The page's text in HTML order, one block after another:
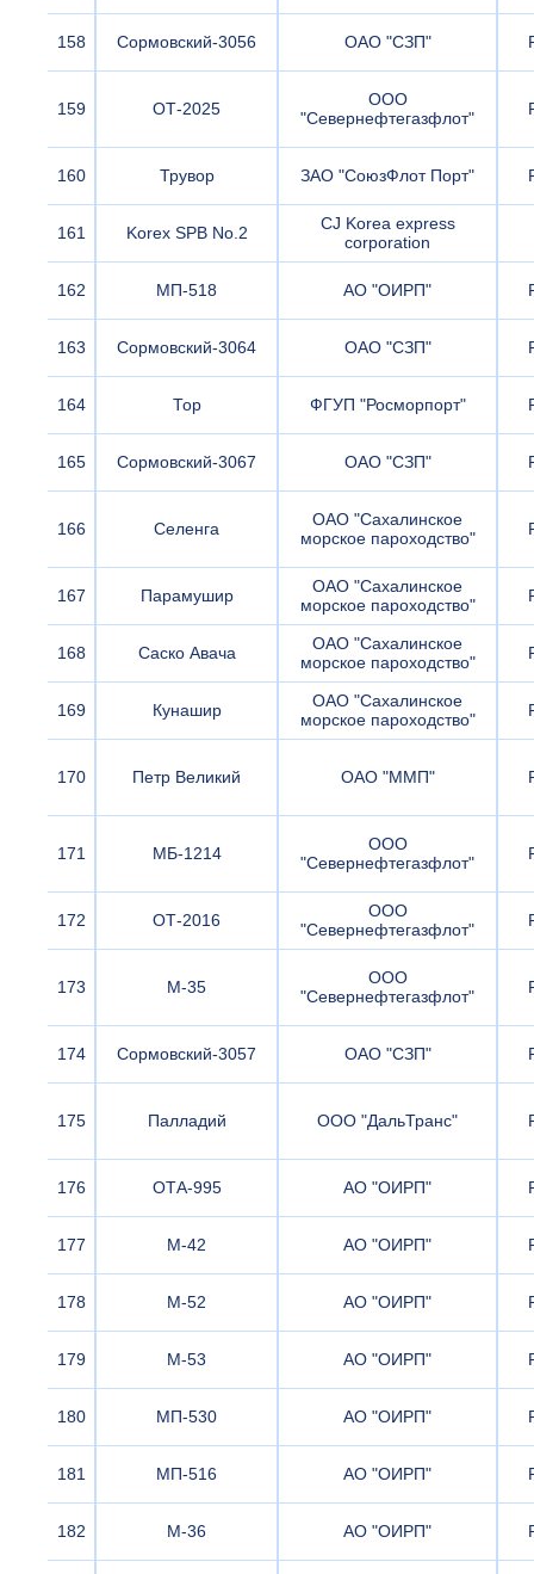
158 Сормовский-3056 ОАО "СЗП"
159 ОТ-2025
ООО
"Севернефтегазфлот"
160 Трувор ЗАО "СоюзФлот Порт"
161 Korex SPB No.2
CJ Korea express
corporation
162 МП-518 АО "ОИРП"
163 Сормовский-3064 ОАО "СЗП"
164 Тор ФГУП "Росморпорт"
165 Сормовский-3067 ОАО "СЗП"
166 Селенга
ОАО "Сахалинское
морское пароходство"
167 Парамушир
ОАО "Сахалинское
морское пароходство"
168 Саско Авача
ОАО "Сахалинское
морское пароходство"
169 Кунашир
ОАО "Сахалинское
морское пароходство"
170 Петр Великий ОАО "ММП"
171 МБ-1214
ООО
"Севернефтегазфлот"
172 ОТ-2016
ООО
"Севернефтегазфлот"
173 М-35
ООО
"Севернефтегазфлот"
174 Сормовский-3057 ОАО "СЗП"
175 Палладий ООО "ДальТранс"
176 ОТА-995 АО "ОИРП"
177 М-42 АО "ОИРП"
178 М-52 АО "ОИРП"
179 М-53 АО "ОИРП"
180 МП-530 АО "ОИРП"
181 МП-516 АО "ОИРП"
182 М-36 АО "ОИРП"